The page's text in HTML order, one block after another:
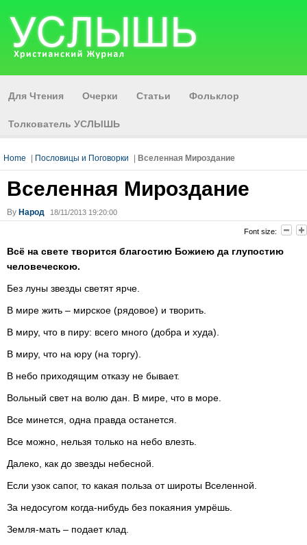
Для Чтения Очерки Статьи Фольклор
Толкователь УСЛЫШЬ
Home Пословицы и Поговорки Вселенная Мироздание
Вселенная Мироздание
By Народ 18/11/2013 19:20:00
Font size:
Всё на свете творится благостию Божиею да глупостию
человеческою.
Без луны звезды светят ярче.
В мире жить – мирское (рядовое) и творить.
В миру, что в пиру: всего много (добра и худа).
В миру, что на юру (на торгу).
В небо приходящим отказу не бывает.
Вольный свет на волю дан. В мире, что в море.
Все минется, одна правда останется.
Все можно, нельзя только на небо влезть.
Далеко, как до звезды небесной.
Если узок сапог, то какая польза от широты Вселенной.
За недосугом когда-нибудь без покаяния умрёшь.
Земля-мать – подает клад.